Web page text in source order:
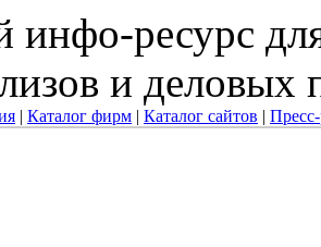
инфо-ресурс
и деловых
| Каталог фирм | Каталог сайтов |